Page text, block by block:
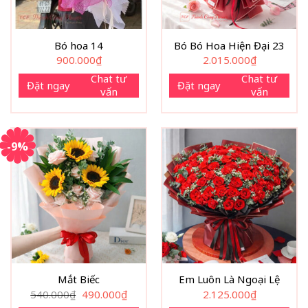
Bó hoa 14
900.000₫
Đặt ngay
Chat tư
vấn
Bó Bó Hoa Hiện Đại 23
2.015.000₫
Đặt ngay
Chat tư
vấn
-9%
Mắt Biếc
540.000₫ Giá
gốc
490.000₫Giá
hiện
Em Luôn Là Ngoại Lệ
2.125.000₫